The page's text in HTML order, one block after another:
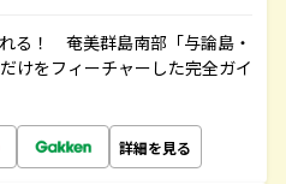
る！ 奄美群島南部「与論島・
けをフィーチャーした完全ガイ
詳細を見る